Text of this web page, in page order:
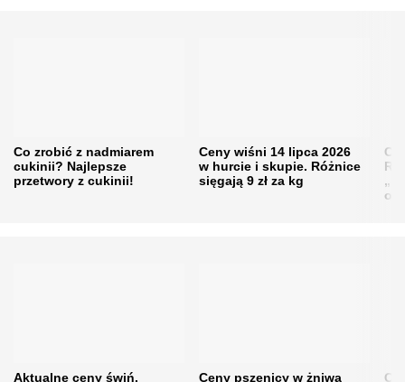
Co zrobić z nadmiarem
cukinii? Najlepsze
przetwory z cukinii!
Ceny wiśni 14 lipca 2026
w hurcie i skupie. Różnice
sięgają 9 zł za kg
Aktualne ceny świń. Ceny pszenicy w żniwa